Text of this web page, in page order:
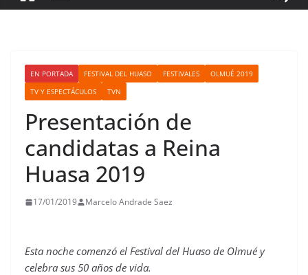
EN PORTADA FESTIVAL DEL HUASO FESTIVALES
OLMUÉ 2019
TV Y ESPECTÁCULOS
TVN
Presentación de
candidatas a Reina
Huasa 2019
17/01/2019 Marcelo Andrade Saez
Esta noche comenzó el Festival del Huaso de Olmué y
celebra sus 50 años de vida.